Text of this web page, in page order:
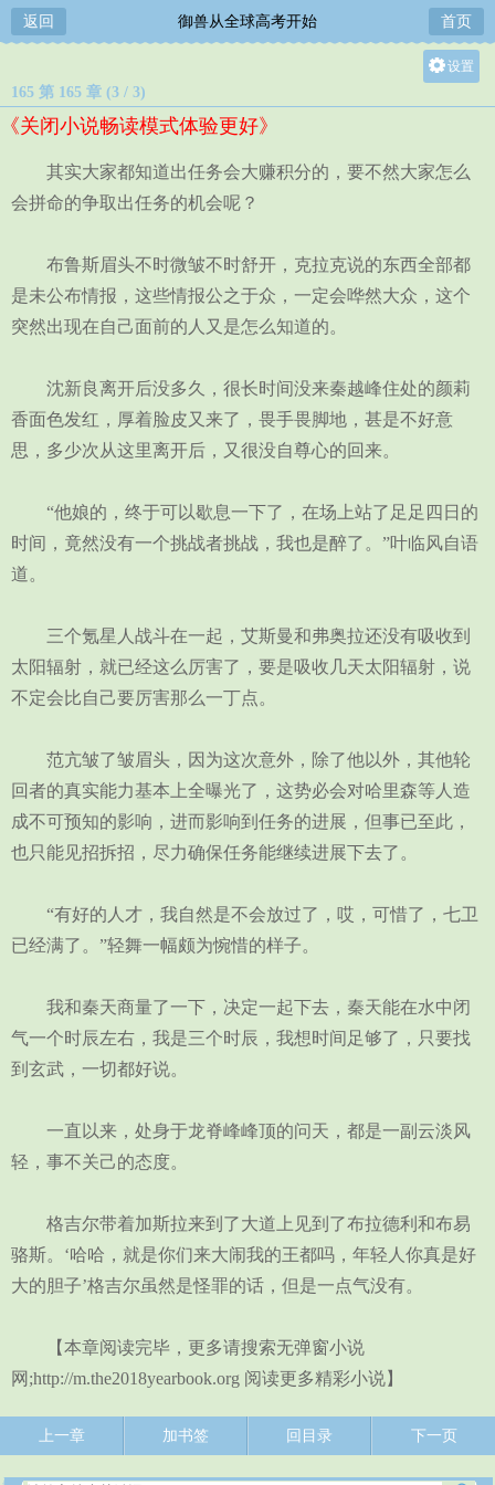
返回 御兽从全球高考开始 首页
设置
中
165 第 165 章 (3 / 3)
《关闭小说畅读模式体验更好》
其实大家都知道出任务会大赚积分的，要不然大家怎么
会拼命的争取出任务的机会呢？
布鲁斯眉头不时微皱不时舒开，克拉克说的东西全部都
是未公布情报，这些情报公之于众，一定会哗然大众，这个
突然出现在自己面前的人又是怎么知道的。
沈新良离开后没多久，很长时间没来秦越峰住处的颜莉
香面色发红，厚着脸皮又来了，畏手畏脚地，甚是不好意
思，多少次从这里离开后，又很没自尊心的回来。
“他娘的，终于可以歇息一下了，在场上站了足足四日的
时间，竟然没有一个挑战者挑战，我也是醉了。”叶临风自语
道。
三个氪星人战斗在一起，艾斯曼和弗奥拉还没有吸收到
太阳辐射，就已经这么厉害了，要是吸收几天太阳辐射，说
不定会比自己要厉害那么一丁点。
范亢皱了皱眉头，因为这次意外，除了他以外，其他轮
回者的真实能力基本上全曝光了，这势必会对哈里森等人造
成不可预知的影响，进而影响到任务的进展，但事已至此，
也只能见招拆招，尽力确保任务能继续进展下去了。
“有好的人才，我自然是不会放过了，哎，可惜了，七卫
已经满了。”轻舞一幅颇为惋惜的样子。
我和秦天商量了一下，决定一起下去，秦天能在水中闭
气一个时辰左右，我是三个时辰，我想时间足够了，只要找
到玄武，一切都好说。
一直以来，处身于龙脊峰峰顶的问天，都是一副云淡风
轻，事不关己的态度。
格吉尔带着加斯拉来到了大道上见到了布拉德利和布易
骆斯。‘哈哈，就是你们来大闹我的王都吗，年轻人你真是好
大的胆子’格吉尔虽然是怪罪的话，但是一点气没有。
【本章阅读完毕，更多请搜索无弹窗小说
网;http://m.the2018yearbook.org 阅读更多精彩小说】
上一章 加书签 回目录 下一页